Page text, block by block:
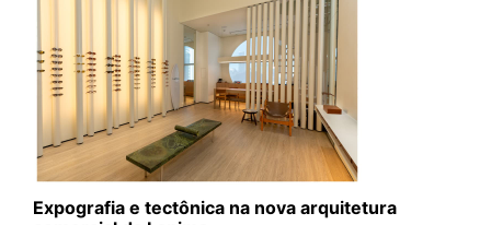
Expografia e tectônica na nova arquitetura